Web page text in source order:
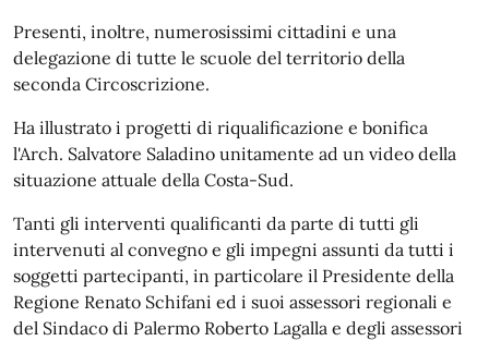
Presenti, inoltre, numerosissimi cittadini e una
delegazione di tutte le scuole del territorio della
seconda Circoscrizione.
Ha illustrato i progetti di riqualificazione e bonifica
l'Arch. Salvatore Saladino unitamente ad un video della
situazione attuale della Costa-Sud.
Tanti gli interventi qualificanti da parte di tutti gli
intervenuti al convegno e gli impegni assunti da tutti i
soggetti partecipanti, in particolare il Presidente della
Regione Renato Schifani ed i suoi assessori regionali e
del Sindaco di Palermo Roberto Lagalla e degli assessori